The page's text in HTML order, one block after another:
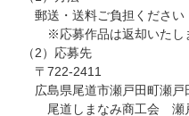
郵送・送料ご負担ください
※応募作品は返却いたし
（2）応募先
〒722-2411
広島県尾道市瀬戸田町瀬戸
尾道しまなみ商工会 瀬